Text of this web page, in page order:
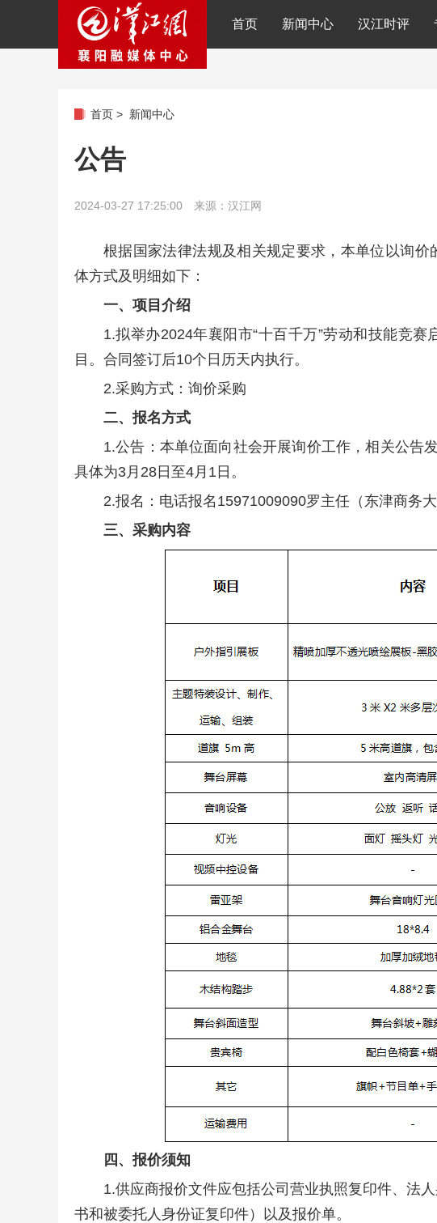
首页 新闻中心 汉江时评
首页 > 新闻中心
公告
2024-03-27 17:25:00 来源：汉江网
根据国家法律法规及相关规定要求，本单位以询
体方式及明细如下：
一、项目介绍
1.拟举办2024年襄阳市“十百千万”劳动和技能竞
目。合同签订后10个日历天内执行。
2.采购方式：询价采购
二、报名方式
1.公告：本单位面向社会开展询价工作，相关公告
具体为3月28日至4月1日。
2.报名：电话报名15971009090罗主任（东津商务大
三、采购内容
四、报价须知
1.供应商报价文件应包括公司营业执照复印件、法
书和被委托人身份证复印件）以及报价单。